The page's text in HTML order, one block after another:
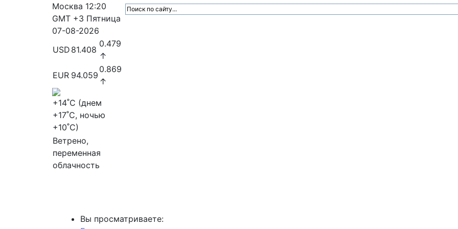
Москва 12:20
GMT +3 Пятница
07-08-2026
USD 81.408
0.479
↑
EUR 94.059
0.869
↑
+14˚C (днем
+17˚C, ночью
+10˚C)
Ветрено,
переменная
облачность
Вы просматриваете: